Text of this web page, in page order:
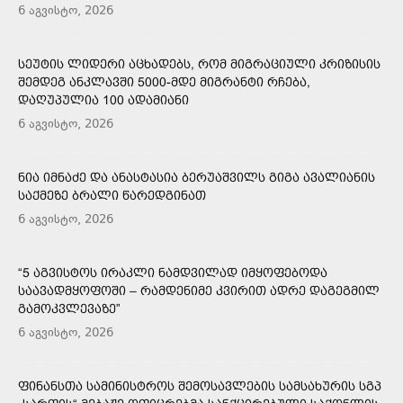
6 აგვისტო, 2026
ᲡᲔᲣᲢᲘᲡ ᲚᲘᲓᲔᲠᲘ ᲐᲪᲮᲐᲓᲔᲑᲡ, ᲠᲝᲛ ᲛᲘᲒᲠᲐᲪᲘᲣᲚᲘ ᲙᲠᲘᲖᲘᲡᲘᲡ
ᲨᲔᲛᲓᲔᲒ ᲐᲜᲙᲚᲐᲕᲨᲘ 5000-ᲛᲓᲔ ᲛᲘᲒᲠᲐᲜᲢᲘ ᲠᲩᲔᲑᲐ,
ᲓᲐᲦᲣᲞᲣᲚᲘᲐ 100 ᲐᲓᲐᲛᲘᲐᲜᲘ
6 აგვისტო, 2026
ᲜᲘᲐ ᲘᲛᲜᲐᲫᲔ ᲓᲐ ᲐᲜᲐᲡᲢᲐᲡᲘᲐ ᲑᲔᲠᲣᲐᲨᲕᲘᲚᲡ ᲒᲘᲒᲐ ᲐᲕᲐᲚᲘᲐᲜᲘᲡ
ᲡᲐᲥᲛᲔᲖᲔ ᲑᲠᲐᲚᲘ ᲬᲐᲠᲔᲓᲒᲘᲜᲐᲗ
6 აგვისტო, 2026
“5 ᲐᲒᲕᲘᲡᲢᲝᲡ ᲘᲠᲐᲙᲚᲘ ᲜᲐᲛᲓᲕᲘᲚᲐᲓ ᲘᲛᲧᲝᲤᲔᲑᲝᲓᲐ
ᲡᲐᲐᲕᲐᲓᲛᲧᲝᲤᲝᲨᲘ – ᲠᲐᲛᲓᲔᲜᲘᲛᲔ ᲙᲕᲘᲠᲘᲗ ᲐᲓᲠᲔ ᲓᲐᲒᲔᲒᲛᲘᲚ
ᲒᲐᲛᲝᲙᲕᲚᲔᲕᲐᲖᲔ”
6 აგვისტო, 2026
ᲤᲘᲜᲐᲜᲡᲗᲐ ᲡᲐᲛᲘᲜᲘᲡᲢᲠᲝᲡ ᲨᲔᲛᲝᲡᲐᲕᲚᲔᲑᲘᲡ ᲡᲐᲛᲡᲐᲮᲣᲠᲘᲡ ᲡᲒᲞ